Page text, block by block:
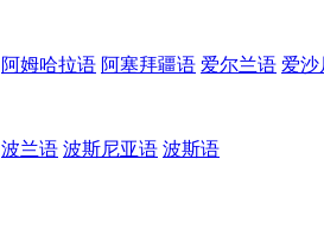
阿姆哈拉语 阿塞拜疆语 爱尔兰语 爱沙
波兰语 波斯尼亚语 波斯语